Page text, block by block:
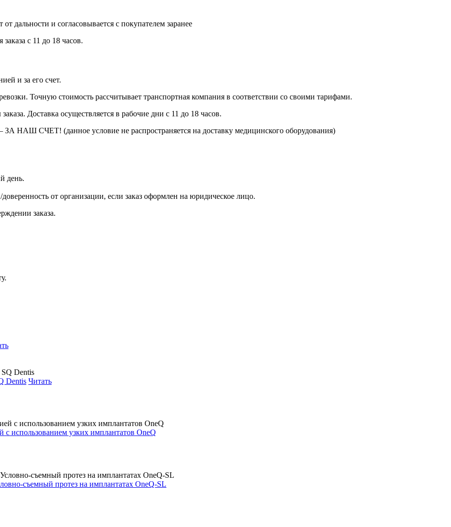
дальности и согласовывается с покупателем заранее
с 11 до 18 часов.
и за его счет.
Точную стоимость рассчитывает транспортная компания в соответствии со своими тарифами.
Доставка осуществляется в рабочие дни с 11 до 18 часов.
ЗА НАШ СЧЕТ! (данное условие не распространяется на доставку медицинского оборудования)
день.
от организации, если заказ оформлен на юридическое лицо.
заказа.
Dentis Читать
с использованием узких имплантатов OneQ
съемный протез на имплантатах OneQ-SL